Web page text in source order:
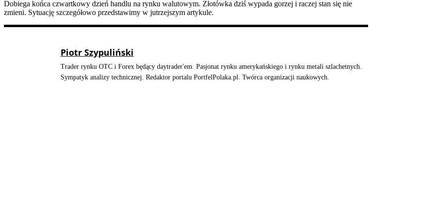
Dobiega końca czwartkowy dzień handlu na rynku walutowym. Złotówka dziś wypada gorzej i raczej stan się nie
zmieni. Sytuację szczegółowo przedstawimy w jutrzejszym artykule.
Piotr Szypuliński
Trader rynku OTC i Forex będący daytrader'em. Pasjonat rynku amerykańskiego i rynku metali szlachetnych.
Sympatyk analizy technicznej. Redaktor portalu PortfelPolaka.pl. Twórca organizacji naukowych.